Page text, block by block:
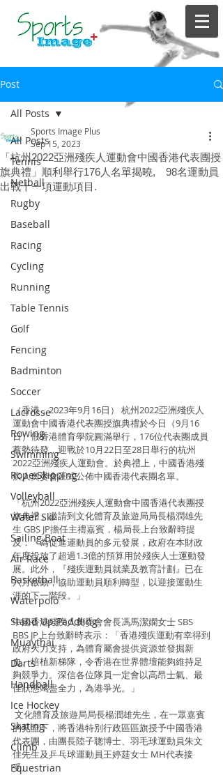
Post
All Posts
Tennis
Netball
Rugby
Baseball
Racing
Cycling
Running
Table Tennis
Golf
Fencing
Badminton
Soccer
Lacrosse
Rowing
Swimming
Rope Skipping
Volleyball
Water Ski
Sailing Boat
Air Race
Basketball
Waterpolo
Stand Up Paddling
Muaythai
Darts
Handball
Ice Hockey
Skating
Climb
Equestrian
All Posts
「杭州2022亞洲殘疾人運動會中國香港代表團授
旗典禮」順利舉行176人名單揭曉, 98名運動員
出戰十一項運動項目.
Sports Image Plus
Sep 15, 2023
（香港，2023年9月16日） 杭州2022亞洲殘疾人
運動會中國香港代表團授旗典禮於今日（9月16
日）假香港體育學院圓滿舉行，176位代表團成員
蓄勢待發，迎戰於10月22日至28日舉行的杭州
2022亞洲殘疾人運動會。於典禮上，中國香港殘
疾人奧委會正式公佈中國香港代表團名單。
「杭州2022亞洲殘疾人運動會中國香港代表團授
旗典禮」邀請到文化體育及旅遊局局長楊潤雄先
生 GBS JP擔任主禮嘉賓，楊局長上台致辭時提
及：「為促進運動員的多元發展，政府在本財政
年度投放了超過1.3億的預算用於殘疾人士運動發
展。此外，『殘疾運動員就業及教育計劃』已在
六月啟動，協助運動員順利轉型，以迎接運動生
涯的下一階段。」
中國香港殘疾人奧委會會長馮馬潔嫻女士 SBS
BBS JP上台致辭時表示：「香港殘疾運動有幸得到
政府大力支持，為體育屬會提供資源並發掘新
血、培植新梯隊，令香港在世界體壇能夠維持足
夠競爭力。深信各位隊員一定會以高昂士氣、最
佳狀態竭盡全力，為港爭光。」
的見證下，將香港特別行政區區旗授予中國香港
代表團，由團長陸子聰博士、羽毛球運動員朱文
佳先生及乒乓球運動員王婷莛女士 MH代表接
受。